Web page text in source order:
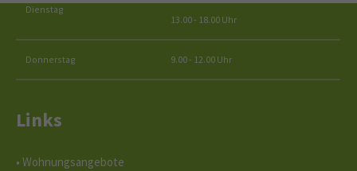
Dienstag
13.00 - 18.00 Uhr
Donnerstag 9.00 - 12.00 Uhr
Links
• Wohnungsangebote